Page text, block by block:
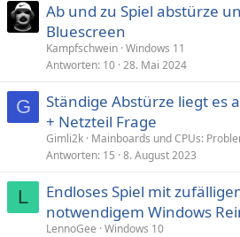
Ab und zu Spiel abstürze
Bluescreen
Kampfschwein Windows 11
Antworten 10 28. Mai 2024
G
Ständige Abstürze liegt es
+ Netzteil Frage
Gimli2k Mainboards und CPUs:
Antworten 15 8. August 2023
L
Endloses Spiel mit
notwendigem Windows
LennoGee Windows 10